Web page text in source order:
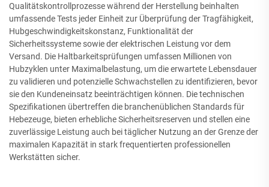
Qualitätskontrollprozesse während der Herstellung beinhalten
umfassende Tests jeder Einheit zur Überprüfung der Tragfähigkeit,
Hubgeschwindigkeitskonstanz, Funktionalität der
Sicherheitssysteme sowie der elektrischen Leistung vor dem
Versand. Die Haltbarkeitsprüfungen umfassen Millionen von
Hubzyklen unter Maximalbelastung, um die erwartete Lebensdauer
zu validieren und potenzielle Schwachstellen zu identifizieren, bevor
sie den Kundeneinsatz beeinträchtigen können. Die technischen
Spezifikationen übertreffen die branchenüblichen Standards für
Hebezeuge, bieten erhebliche Sicherheitsreserven und stellen eine
zuverlässige Leistung auch bei täglicher Nutzung an der Grenze der
maximalen Kapazität in stark frequentierten professionellen
Werkstätten sicher.